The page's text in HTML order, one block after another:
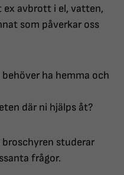
ex avbrott i el, vatten,
som påverkar oss
ha hemma och
där ni hjälps åt?
studerar
frågor.